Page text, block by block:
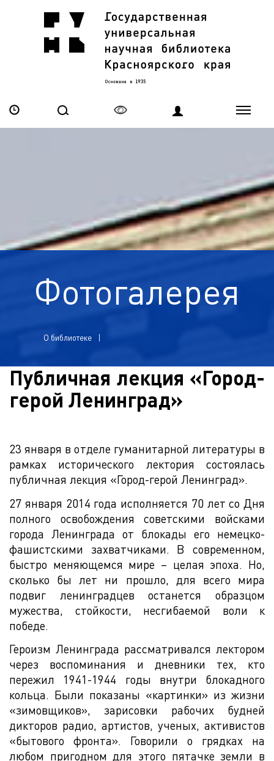
Фотогалерея
О библиотеке
Публичная лекция «Город-
герой Ленинград»
23 января в отделе гуманитарной литературы в
рамках исторического лектория состоялась
публичная лекция «Город-герой Ленинград».
27 января 2014 года исполняется 70 лет со Дня
полного освобождения советскими войсками
города Ленинграда от блокады его немецко-
фашистскими захватчиками. В современном,
быстро меняющемся мире – целая эпоха. Но,
сколько бы лет ни прошло, для всего мира
подвиг ленинградцев останется образцом
мужества, стойкости, несгибаемой воли к
победе.
Героизм Ленинграда рассматривался лектором
через воспоминания и дневники тех, кто
пережил 1941-1944 годы внутри блокадного
кольца. Были показаны «картинки» из жизни
«зимовщиков», зарисовки рабочих будней
дикторов радио, артистов, ученых, активистов
«бытового фронта». Говорили о грядках на
любом пригодном для этого пятачке земли в